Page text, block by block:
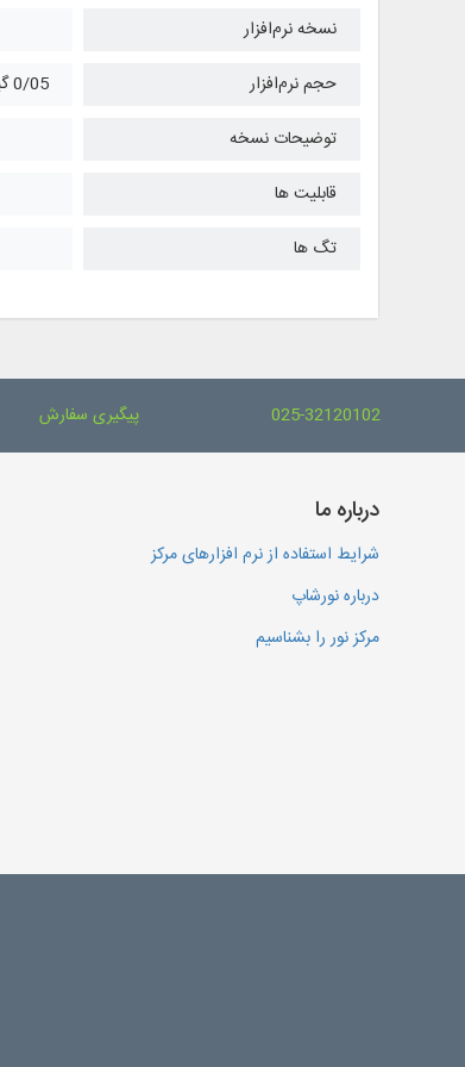
نسخه نرم‌افزار
حجم نرم‌افزار
0/05 گیگابایت
توضیحات نسخه
قابلیت ها
تگ ها
025-32120102 پیگیری سفارش
درباره ما
شرایط استفاده از نرم افزارهای مرکز
درباره نورشاپ
مرکز نور را بشناسیم